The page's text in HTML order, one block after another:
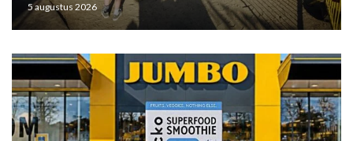
5 augustus 2026